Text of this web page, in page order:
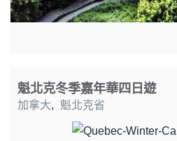
魁北克冬季嘉年華四日遊
加拿大, 魁北克省